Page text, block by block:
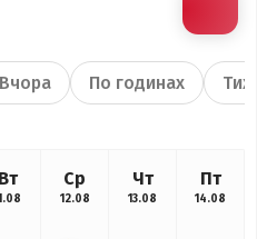
Вчора По годинах
Вт Ср
12.08
Чт
13.08
Пт
14.08